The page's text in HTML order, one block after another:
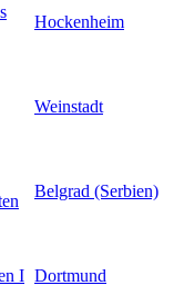
Hockenheim
Weinstadt
Belgrad (Serbien)
I Dortmund